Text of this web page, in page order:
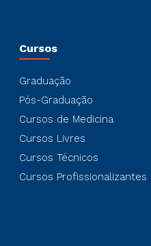
Cursos
Graduação
Pós-Graduação
Cursos de Medicina
Cursos Livres
Cursos Técnicos
Cursos Profissionalizantes